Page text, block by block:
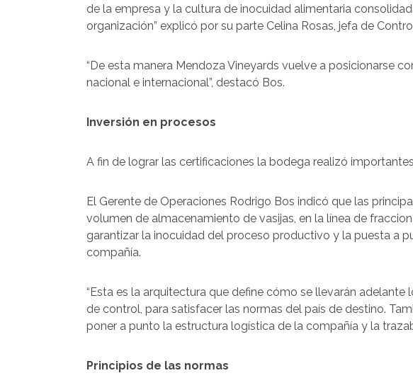
de la empresa y la cultura de inocuidad alimentaria
organización” explicó por su parte Celina Rosas, jefa de
“De esta manera Mendoza Vineyards vuelve a posicionarse
nacional e internacional”, destacó Bos.
Inversión en procesos
A fin de lograr las certificaciones la bodega realizó
El Gerente de Operaciones Rodrigo Bos indicó que las
volumen de almacenamiento de vasijas, en la línea de
garantizar la inocuidad del proceso productivo y la puesta a
compañía.
“Esta es la arquitectura que define cómo se llevarán
de control, para satisfacer las normas del país de destino.
poner a punto la estructura logística de la compañía y la
Principios de las normas